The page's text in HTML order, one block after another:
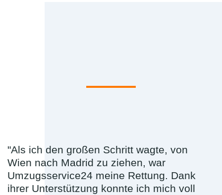
"Als ich den großen Schritt wagte, von
Wien nach Madrid zu ziehen, war
Umzugsservice24 meine Rettung. Dank
ihrer Unterstützung konnte ich mich voll